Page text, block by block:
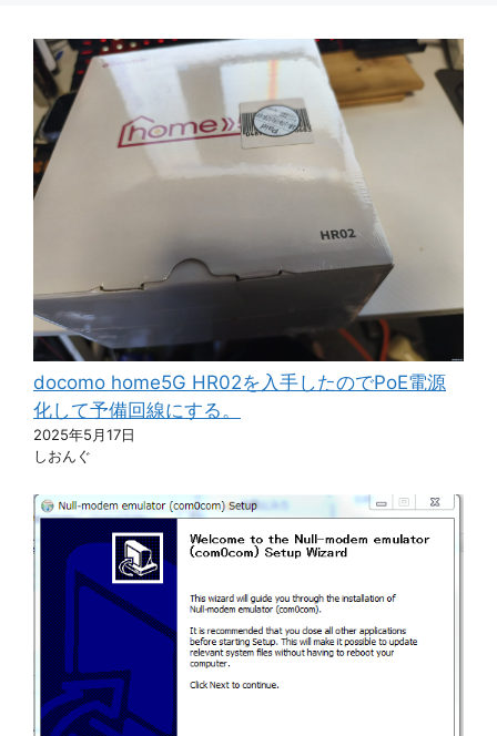
docomo home5G HR02を入手したのでPoE電源
化して予備回線にする。
2025年5月17日
しおんぐ